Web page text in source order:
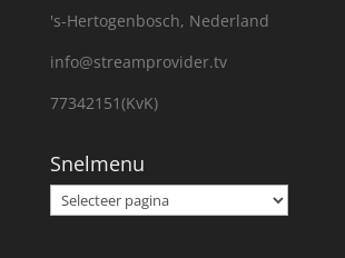
's-Hertogenbosch, Nederland
info@streamprovider.tv
77342151(KvK)
Snelmenu
Snelmenu